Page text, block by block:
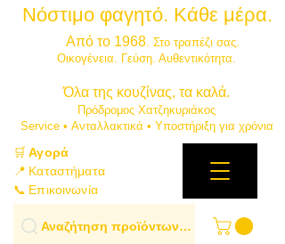
Νόστιμο φαγητό. Κάθε μέρα.
Από το 1968. Στο τραπέζι σας.
​Οικογένεια. Γεύση. Αυθεντικότητα.
​Όλα της κουζίνας, τα καλά.
Πρόδρομος Χατζηκυριάκος
​Service • Ανταλλακτικά • Υποστήριξη για χρόνια
🛒Αγορά
📍 Καταστήματα
📞 Επικοινωνία
Αναζήτηση προϊόντων…